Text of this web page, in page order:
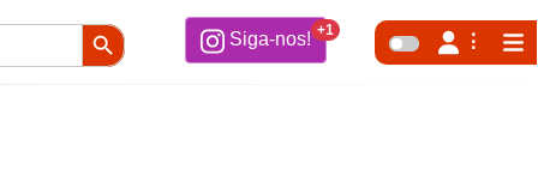
Search Button
Siga-nos! +1